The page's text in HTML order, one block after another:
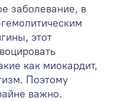
заболевание, в
этот
как миокардит,
Поэтому
важно.